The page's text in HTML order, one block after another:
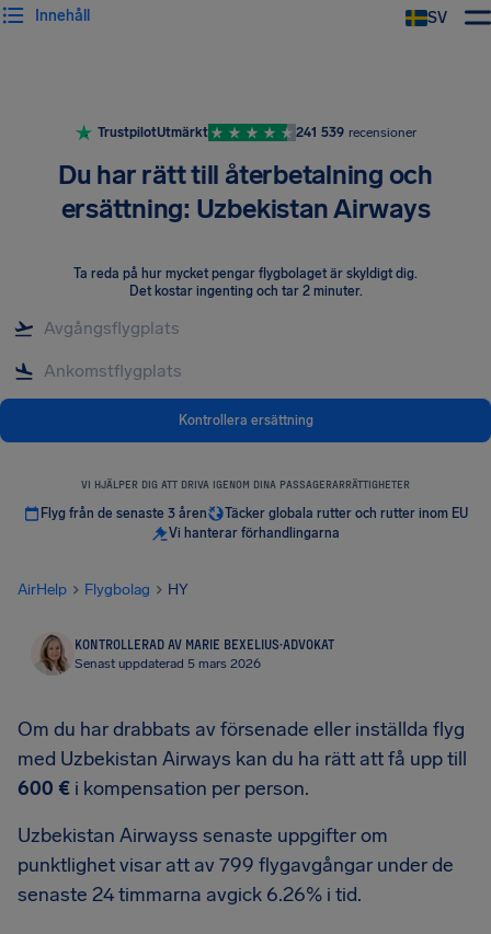
SV
Innehåll
TrustpilotUtmärkt 241 539 recensioner
Du har rätt till återbetalning och
ersättning: Uzbekistan Airways
Ta reda på hur mycket pengar flygbolaget är skyldigt dig.
Det kostar ingenting och tar 2 minuter.
Kontrollera ersättning
VI HJÄLPER DIG ATT DRIVA IGENOM DINA PASSAGERARRÄTTIGHETER
Flyg från de senaste 3 åren
Täcker globala rutter och rutter inom EU
Vi hanterar förhandlingarna
AirHelp Flygbolag HY
KONTROLLERAD AV MARIE BEXELIUS·ADVOKAT
Senast uppdaterad 5 mars 2026
Om du har drabbats av försenade eller inställda flyg
med Uzbekistan Airways kan du ha rätt att få upp till
600 € i kompensation per person.
Uzbekistan Airwayss senaste uppgifter om
punktlighet visar att av 799 flygavgångar under de
senaste 24 timmarna avgick 6.26% i tid.